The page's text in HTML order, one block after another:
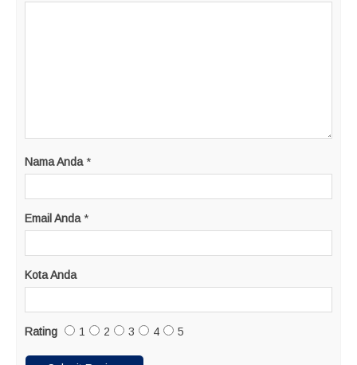
Nama Anda *
Email Anda *
Kota Anda
Rating 1 2 3 4 5